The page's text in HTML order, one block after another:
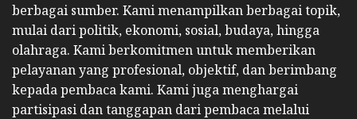
berbagai sumber. Kami menampilkan berbagai topik,
mulai dari politik, ekonomi, sosial, budaya, hingga
olahraga. Kami berkomitmen untuk memberikan
pelayanan yang profesional, objektif, dan berimbang
kepada pembaca kami. Kami juga menghargai
partisipasi dan tanggapan dari pembaca melalui